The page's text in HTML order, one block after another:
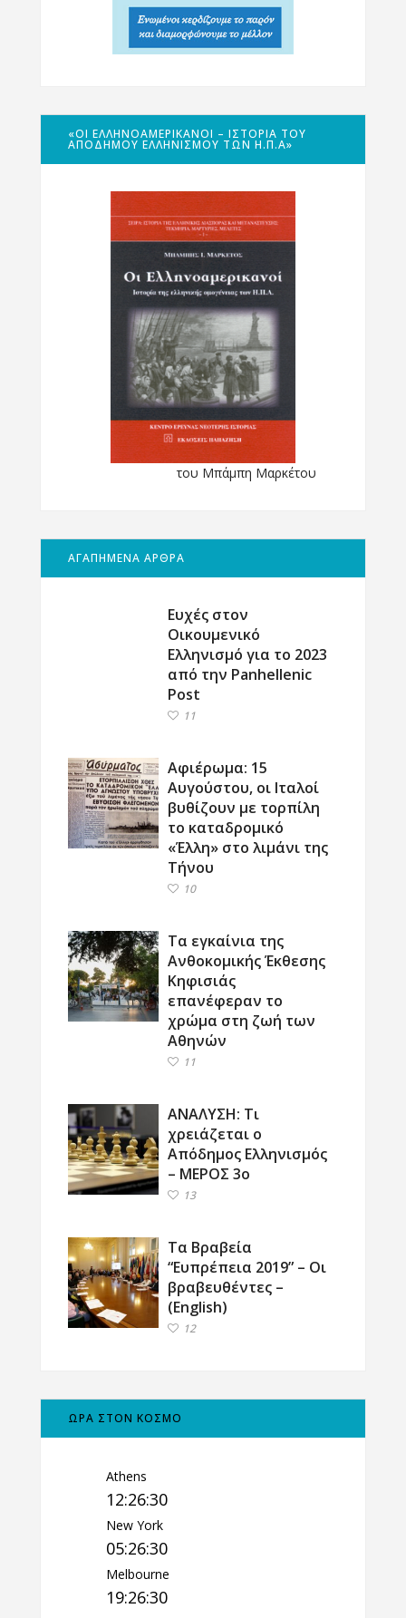
«ΟΙ ΕΛΛΗΝΟΑΜΕΡΙΚΑΝΟΊ – ΙΣΤΟΡΊΑ ΤΟΥ
ΑΠΌΔΗΜΟΥ ΕΛΛΗΝΙΣΜΟΎ ΤΩΝ Η.Π.Α»
του Μπάμπη Μαρκέτου
ΑΓΑΠΗΜΕΝΑ ΑΡΘΡΑ
Ευχές στον
Οικουμενικό
Ελληνισμό για το 2023
από την Panhellenic
Post
11
Αφιέρωμα: 15
Αυγούστου, οι Ιταλοί
βυθίζουν με τορπίλη
το καταδρομικό
«Έλλη» στο λιμάνι της
Τήνου
10
Τα εγκαίνια της
Ανθοκομικής Έκθεσης
Κηφισιάς
επανέφεραν το
χρώμα στη ζωή των
Αθηνών
11
ΑΝΑΛΥΣΗ: Τι
χρειάζεται ο
Απόδημος Ελληνισμός
– ΜΕΡΟΣ 3ο
13
Τα Βραβεία
“Ευπρέπεια 2019” – Οι
βραβευθέντες –
(English)
12
ΩΡΑ ΣΤΟΝ ΚΟΣΜΟ
Athens
12:26:31
New York
05:26:31
Melbourne
19:26:31